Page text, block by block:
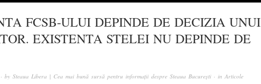
FCSB-ULUI DEPINDE DE DECIZIA UNUI
EXISTENTA STELEI NU DEPINDE DE
· by Steaua Libera | Cea mai bună sursă pentru informații despre Steaua București · in Articole